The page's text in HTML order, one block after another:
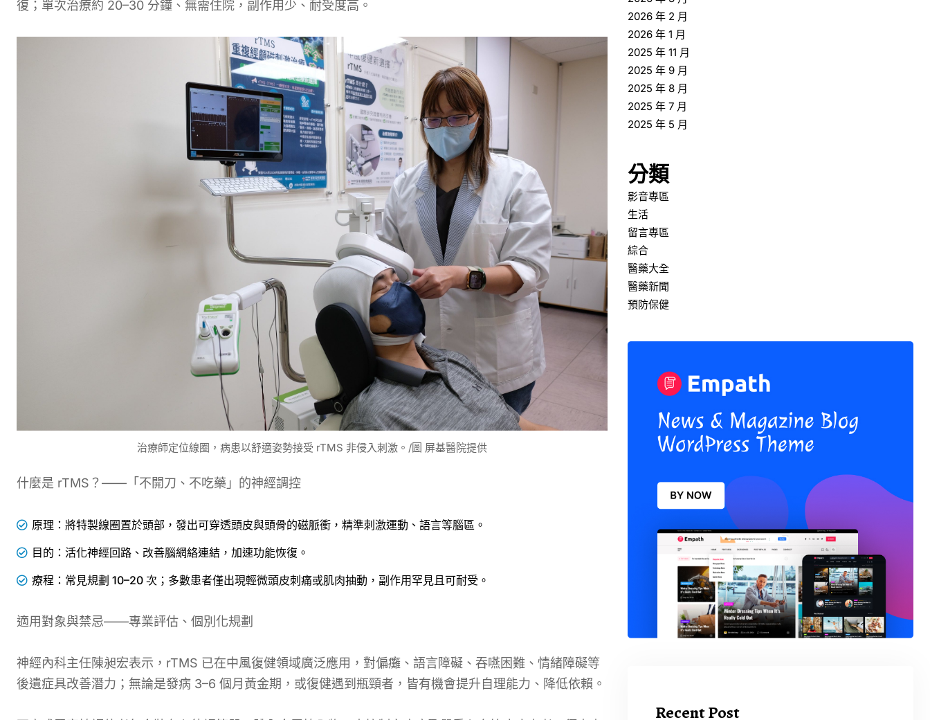
復；單次治療約 20–30 分鐘、無需住院，副作用少、耐受度高。
治療師定位線圈，病患以舒適姿勢接受 rTMS 非侵入刺激。/圖 屏基醫院提供
什麼是 rTMS？——「不開刀、不吃藥」的神經調控
原理：將特製線圈置於頭部，發出可穿透頭皮與頭骨的磁脈衝，精準刺激運動、語言等腦區。
目的：活化神經回路、改善腦網絡連結，加速功能恢復。
療程：常見規劃 10–20 次；多數患者僅出現輕微頭皮刺痛或肌肉抽動，副作用罕見且可耐受。
適用對象與禁忌——專業評估、個別化規劃
神經內科主任陳昶宏表示，rTMS 已在中風復健領域廣泛應用，對偏癱、語言障礙、吞嚥困難、情緒障礙等
後遺症具改善潛力；無論是發病 3–6 個月黃金期，或復健遇到瓶頸者，皆有機會提升自理能力、降低依賴。
2026 年 2 月
2026 年 1 月
2025 年 11 月
2025 年 9 月
2025 年 8 月
2025 年 7 月
2025 年 5 月
分類
影音專區
生活
留言專區
綜合
醫藥大全
醫藥新聞
預防保健
Recent Post